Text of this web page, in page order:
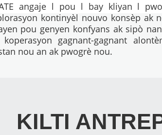
angaje l pou l bay kliyan l
kontinyèl nouvo konsèp ak
pou genyen konfyans ak sipò
gagnant-gagnant
nou an ak pwogrè nou.
KILTI